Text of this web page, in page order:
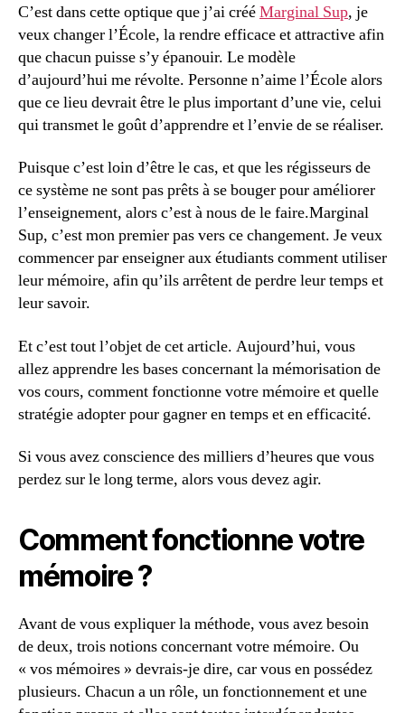
C’est dans cette optique que j’ai crééMarginal Sup, je
veux changer l’École, la rendre efficace et attractive afin
que chacun puisse s’y épanouir. Le modèle
d’aujourd’hui me révolte. Personne n’aime l’École alors
que ce lieu devrait être le plus important d’une vie, celui
qui transmet le goût d’apprendre et l’envie de se réaliser.
Puisque c’est loin d’être le cas, et que les régisseurs de
ce système ne sont pas prêts à se bouger pour améliorer
l’enseignement, alors c’est à nous de le faire.Marginal
Sup, c’est mon premier pas vers ce changement. Je veux
commencer par enseigner aux étudiants comment utiliser
leur mémoire, afin qu’ils arrêtent de perdre leur temps et
leur savoir.
Et c’est tout l’objet de cet article. Aujourd’hui, vous
allez apprendre les bases concernant la mémorisation de
vos cours, comment fonctionne votre mémoire et quelle
stratégie adopter pour gagner en temps et en efficacité.
Si vous avez conscience des milliers d’heures que vous
perdez sur le long terme, alors vous devez agir.
Comment fonctionne votre
mémoire ?
Avant de vous expliquer la méthode, vous avez besoin
de deux, trois notions concernant votre mémoire. Ou
« vos mémoires » devrais-je dire, car vous en possédez
plusieurs. Chacun a un rôle, un fonctionnement et une